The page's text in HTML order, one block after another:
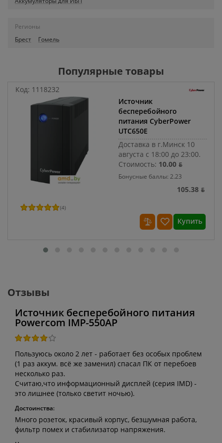
Регионы
Брест
Гомель
Популярные товары
Код: 1118232
Источник
бесперебойного
питания CyberPower
UTC650E
Доставка в г.Минск 10
августа с 18:00 до 23:00.
Стоимость: 10.00 ƃ
Бонусные баллы: 2.23
105.38 ƃ
(4)
Купить
Отзывы
Источник бесперебойного питания
Powercom IMP-550AP
Пользуюсь около 2 лет - работает без особых проблем
(1 раз аккум. всё же заменил) спасал ПК от перебоев
несколько раз.
Считаю,что информационный дисплей (серия IMD) -
это лишнее (только светит ночью).
Достоинства:
Много розеток, красивый корпус, безшумная работа,
фильтр помех и стабилизатор напряжения.